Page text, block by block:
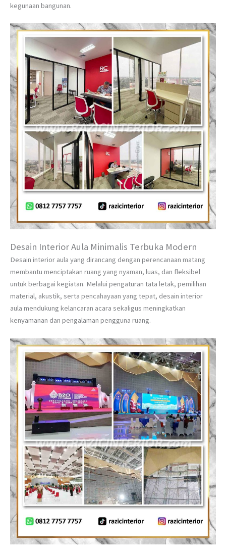
kegunaan bangunan.
Desain Interior Aula Minimalis Terbuka Modern
Desain interior aula yang dirancang dengan perencanaan matang
membantu menciptakan ruang yang nyaman, luas, dan fleksibel
untuk berbagai kegiatan. Melalui pengaturan tata letak, pemilihan
material, akustik, serta pencahayaan yang tepat, desain interior
aula mendukung kelancaran acara sekaligus meningkatkan
kenyamanan dan pengalaman pengguna ruang.